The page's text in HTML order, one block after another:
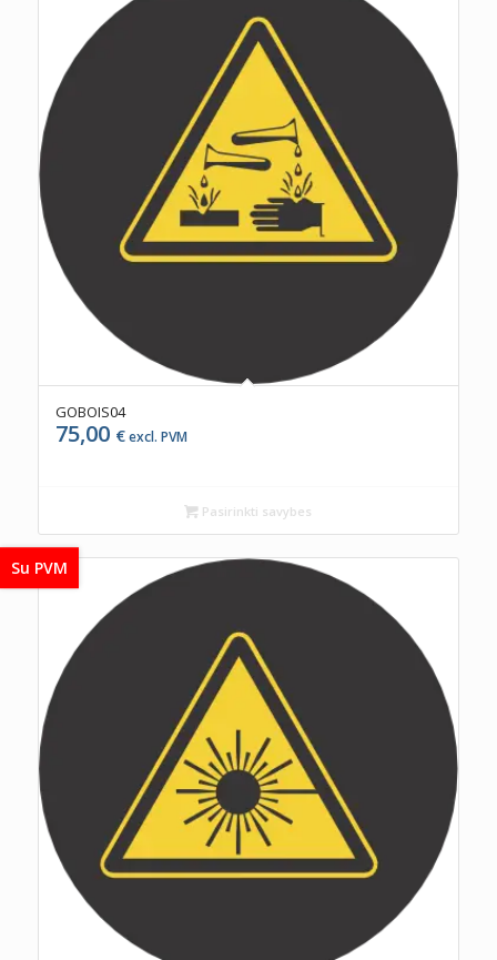
GOBOIS04
75,00 €excl. PVM
Pasirinkti savybes
Su PVM